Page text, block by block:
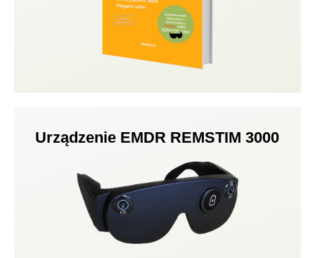
Urządzenie EMDR REMSTIM 3000